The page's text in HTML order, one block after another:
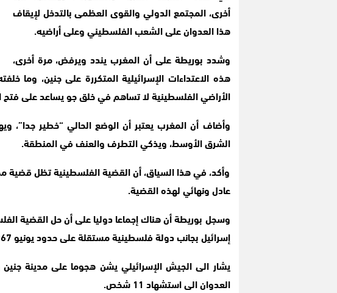
أخرى، المجتمع الدولي والقوى العظمى بالتدخل لإيقاف
هذا العدوان على الشعب الفلسطيني وعلى أراضيه.
وشدد بوريطة على أن المغرب يندد ويرفض، مرة أخرى،
هذه الاعتداءات الإسرائيلية المتكررة على جنين، وما
الأراضي الفلسطينية لا تساهم في خلق جو يساعد على فتح
وأضاف أن المغرب يعتبر أن الوضع الحالي “خطير
الشرق الأوسط، ويذكي التطرف والعنف في المنطقة.
وأكد، في هذا السياق، أن القضية الفلسطينية تظل
عادل ونهائي لهذه القضية.
وسجل بوريطة أن هناك إجماعا دوليا على أن حل القضية
إسرائيل بجانب دولة فلسطينية مستقلة على حدود يونيو 1967، وعاصمتها القدس الشرقية.
يشار الى الجيش الإسرائيلي يشن هجوما على مدينة
العدوان الى استشهاد 11 شخص.